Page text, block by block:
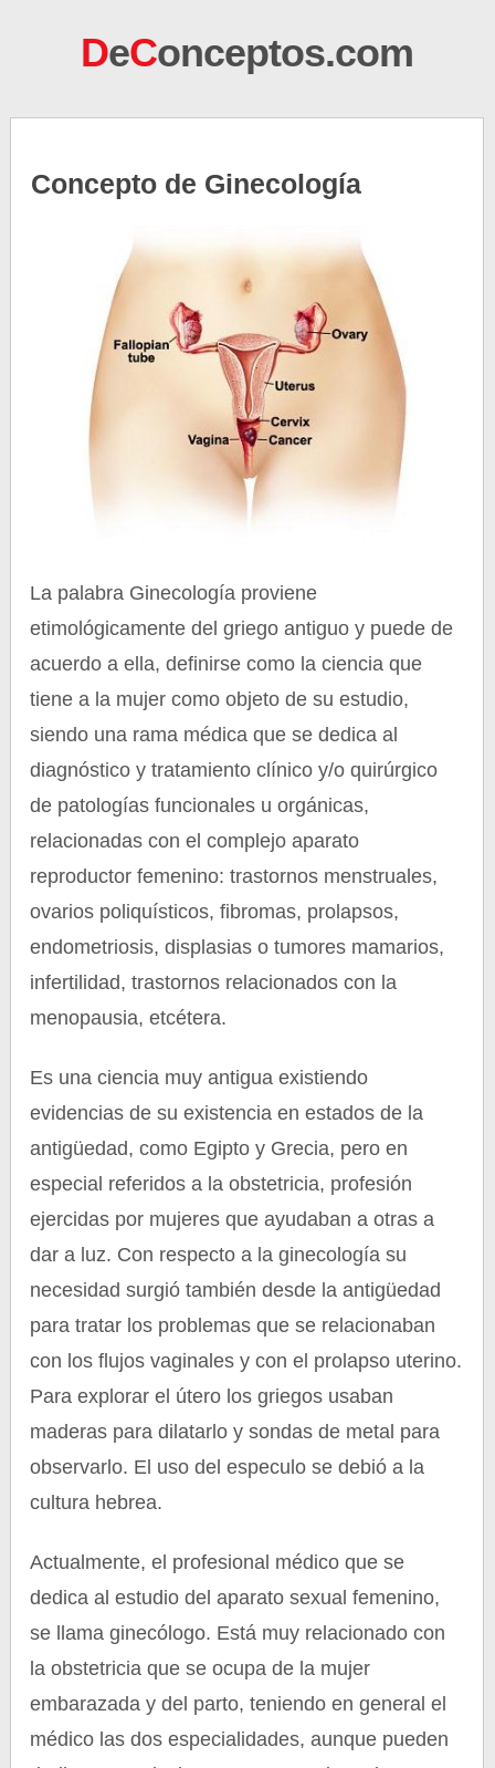
DeConceptos.com
Concepto de Ginecología
La palabra Ginecología proviene
etimológicamente del griego antiguo y puede de
acuerdo a ella, definirse como la ciencia que
tiene a la mujer como objeto de su estudio,
siendo una rama médica que se dedica al
diagnóstico y tratamiento clínico y/o quirúrgico
de patologías funcionales u orgánicas,
relacionadas con el complejo aparato
reproductor femenino: trastornos menstruales,
ovarios poliquísticos, fibromas, prolapsos,
endometriosis, displasias o tumores mamarios,
infertilidad, trastornos relacionados con la
menopausia, etcétera.
Es una ciencia muy antigua existiendo
evidencias de su existencia en estados de la
antigüedad, como Egipto y Grecia, pero en
especial referidos a la obstetricia, profesión
ejercidas por mujeres que ayudaban a otras a
dar a luz. Con respecto a la ginecología su
necesidad surgió también desde la antigüedad
para tratar los problemas que se relacionaban
con los flujos vaginales y con el prolapso uterino.
Para explorar el útero los griegos usaban
maderas para dilatarlo y sondas de metal para
observarlo. El uso del especulo se debió a la
cultura hebrea.
Actualmente, el profesional médico que se
dedica al estudio del aparato sexual femenino,
se llama ginecólogo. Está muy relacionado con
la obstetricia que se ocupa de la mujer
embarazada y del parto, teniendo en general el
médico las dos especialidades, aunque pueden